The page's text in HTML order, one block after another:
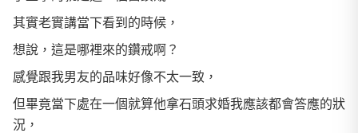
其實老實講當下看到的時候，
想說，這是哪裡來的鑽戒啊？
感覺跟我男友的品味好像不太一致，
但畢竟當下處在一個就算他拿石頭求婚我應該都會答應的狀
況，